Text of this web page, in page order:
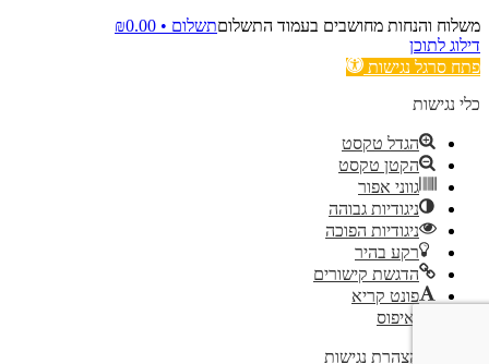
משלוח והנחות מחושבים בעמוד התשלוםתשלום • ₪0.00
דילוג לתוכן
פתח סרגל נגישות
כלי נגישות
הגדל טקסט
הקטן טקסט
גווני אפור
ניגודיות גבוהה
ניגודיות הפוכה
רקע בהיר
הדגשת קישורים
פונט קריא
איפוס
הצהרת נגישות